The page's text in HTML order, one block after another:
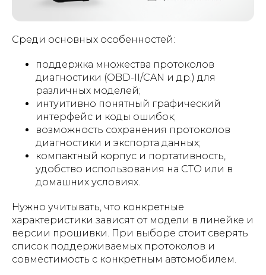
Среди основных особенностей:
поддержка множества протоколов
диагностики (OBD-II/CAN и др.) для
различных моделей;
интуитивно понятный графический
интерфейс и коды ошибок;
возможность сохранения протоколов
диагностики и экспорта данных;
компактный корпус и портативность,
удобство использования на СТО или в
домашних условиях.
Нужно учитывать, что конкретные
характеристики зависят от модели в линейке и
версии прошивки. При выборе стоит сверять
список поддерживаемых протоколов и
совместимость с конкретным автомобилем.